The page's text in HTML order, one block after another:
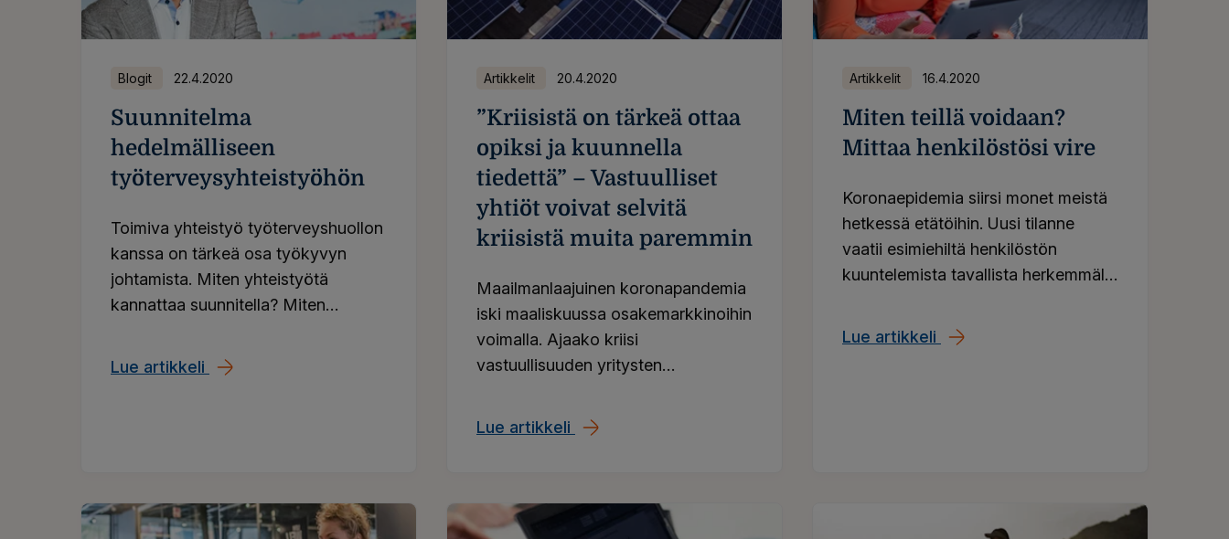
Blogit 22.4.2020
Suunnitelma
hedelmälliseen
työterveysyhteistyöhön
Toimiva yhteistyö työterveyshuollon
kanssa on tärkeä osa työkyvyn
johtamista. Miten yhteistyötä
kannattaa suunnitella? Miten
toimintasuunnitelma kannattaa
Lue artikkeli Suunnitelma hedelmälliseen työterveysyhteistyöhön
Artikkelit 20.4.2020
”Kriisistä on tärkeä ottaa
opiksi ja kuunnella
tiedettä” – Vastuulliset
yhtiöt voivat selvitä
kriisistä muita paremmin
Maailmanlaajuinen koronapandemia
iski maaliskuussa osakemarkkinoihin
voimalla. Ajaako kriisi
vastuullisuuden yritysten
sivuraiteelle vai kaiken sijoittamisen
Lue artikkeli ”Kriisistä on tärkeä ottaa opiksi ja kuunnella tiedettä” – Vastuulliset yhtiöt voivat
Artikkelit 16.4.2020
Miten teillä voidaan?
Mittaa henkilöstösi vire
Koronaepidemia siirsi monet meistä
hetkessä etätöihin. Uusi tilanne
vaatii esimiehiltä henkilöstön
kuuntelemista tavallista herkemmällä
Ilmarisen työkalut osana
Lue artikkeli Miten teillä voidaan? Mittaa